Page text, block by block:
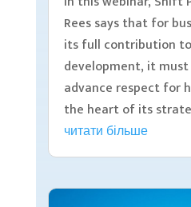
Rees says that for
its full contribution
development, it
advance respect for
the heart of its
читати більше